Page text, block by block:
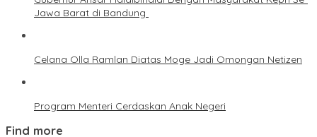
Jawa Barat di Bandung
Celana Olla Ramlan Diatas Moge Jadi Omongan Netizen
Program Menteri Cerdaskan Anak Negeri
Find more